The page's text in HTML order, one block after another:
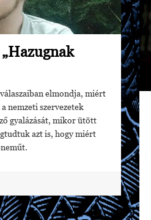
elmondja, miért
nemzeti szervezetek
gyalázását, mikor ütött
azt is, hogy miért